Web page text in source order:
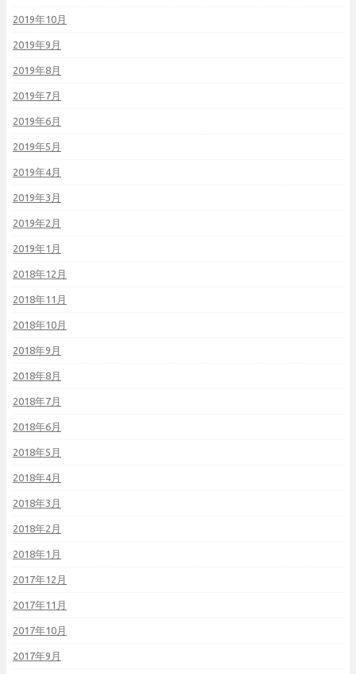
2019年10月
2019年9月
2019年8月
2019年7月
2019年6月
2019年5月
2019年4月
2019年3月
2019年2月
2019年1月
2018年12月
2018年11月
2018年10月
2018年9月
2018年8月
2018年7月
2018年6月
2018年5月
2018年4月
2018年3月
2018年2月
2018年1月
2017年12月
2017年11月
2017年10月
2017年9月